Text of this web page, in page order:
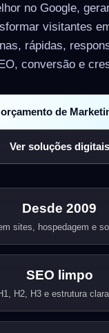
no Google,
visitantes
rápidas,
conversão e
de
Ver soluções digitais
Desde 2009
sites, hospedagem e
SEO limpo
H2, H3 e estrutura